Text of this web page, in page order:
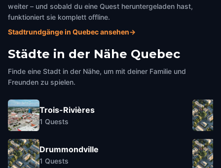
weiter – und sobald du eine Quest heruntergeladen hast,
funktioniert sie komplett offline.
Stadtrundgänge in Quebec ansehen→
Städte in der Nähe Quebec
Finde eine Stadt in der Nähe, um mit deiner Familie und
Freunden zu spielen.
Trois-Rivières
1 Quests
Drummondville
1 Quests